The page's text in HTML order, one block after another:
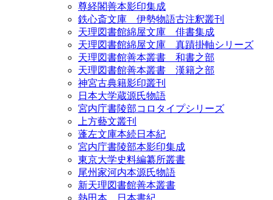
尊経閣善本影印集成
鉄心斎文庫 伊勢物語古注釈叢刊
天理図書館綿屋文庫 俳書集成
天理図書館綿屋文庫 真蹟掛軸シリーズ
天理図書館善本叢書 和書之部
天理図書館善本叢書 漢籍之部
神宮古典籍影印叢刊
日本大学蔵源氏物語
宮内庁書陵部コロタイプシリーズ
上方藝文叢刊
蓬左文庫本続日本紀
宮内庁書陵部本影印集成
東京大学史料編纂所叢書
尾州家河内本源氏物語
新天理図書館善本叢書
熱田本 日本書紀